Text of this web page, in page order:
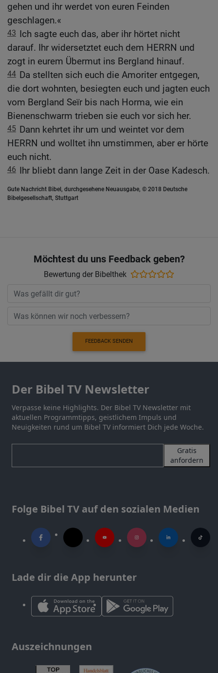
gehen und ihr werdet von euren Feinden
geschlagen.«
43 Ich sagte euch das, aber ihr hörtet nicht
darauf. Ihr widersetztet euch dem HERRN und
zogt in eurem Übermut ins Bergland hinauf.
44 Da stellten sich euch die Amoriter entgegen,
die dort wohnten, besiegten euch und jagten euch
vom Bergland Seïr bis nach Horma, wie ein
Bienenschwarm trieben sie euch vor sich her.
45 Dann kehrtet ihr um und weintet vor dem
HERRN und wolltet ihn umstimmen, aber er hörte
euch nicht.
46 Ihr bliebt dann lange Zeit in der Oase Kadesch.
Gute Nachricht Bibel, durchgesehene Neuausgabe, © 2018 Deutsche
Bibelgesellschaft, Stuttgart
Möchtest du uns Feedback geben?
Bewertung der Bibelthek
FEEDBACK SENDEN
Der Bibel TV Newsletter
Verpasse keine Highlights. Der Bibel TV Newsletter mit
aktuellen Programmtipps, geistlichem Impuls und
Neuigkeiten rund um Bibel TV informiert Dich jede Woche.
Gratis
anfordern
Folge Bibel TV auf den sozialen Medien
Lade dir die App herunter
Auszeichnungen